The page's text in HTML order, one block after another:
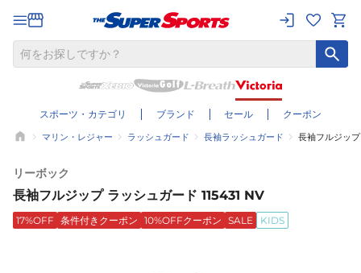
スポーツ・カテゴリ ブランド セール クーポン
マリン・レジャー ラッシュガード 長袖ラッシュガード 長袖フルジッ
リーボック
長袖フルジップ ラッシュガード 115431 NV
17%OFF 条件付きクーポン 10%OFFクーポン SALE KIDS